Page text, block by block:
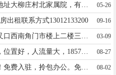
出租：平房三间一全院，地址大柳庄村北家属院，有意联系13933719121中介勿扰 05-26
出租联系方式13012133200 09-16
03-09
转让批发街北头女装店铺，位置好，人流量大，18571456409 08-27
创业孵化基地免费招商啦！免费入驻，拎包办公。免租金，免物业，免水电网。名额有限，先到先得！咨询电话：19803097681和13363792787（微信同号） 08-02